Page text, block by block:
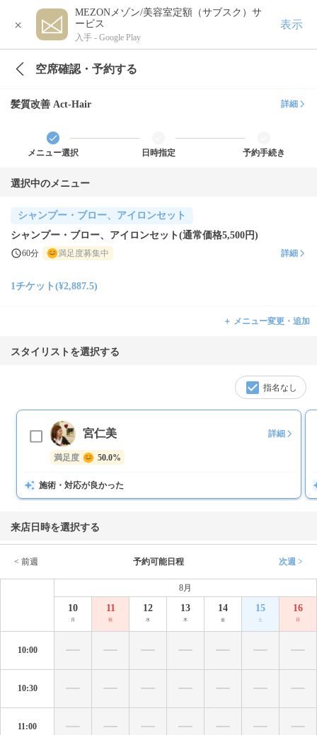
×
MEZONメゾン/美容室定額（サブスク）サ
ービス
入手 - Google Play
表示
空席確認・予約する
髪質改善 Act-Hair 詳細
メニュー選択 日時指定 予約手続き
選択中のメニュー
シャンプー・ブロー、アイロンセット
シャンプー・ブロー、アイロンセット(通常価格5,500円)
60分 満足度募集中 詳細
1チケット(¥2,887.5)
＋ メニュー変更・追加
スタイリストを選択する
指名なし
宮仁美 詳細
満足度 50.0%
施術・対応が良かった
来店日時を選択する
< 前週 予約可能日程 次週 >
8月
10
月
11
祝
12
水
13
木
14
金
15
土
16
日
10:00
10:30
11:00